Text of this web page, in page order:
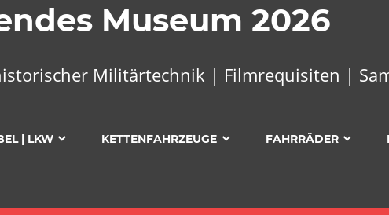
Museum 2026
Militärtechnik | Filmrequisiten |
| LKW KETTENFAHRZEUGE FAHRRÄDER